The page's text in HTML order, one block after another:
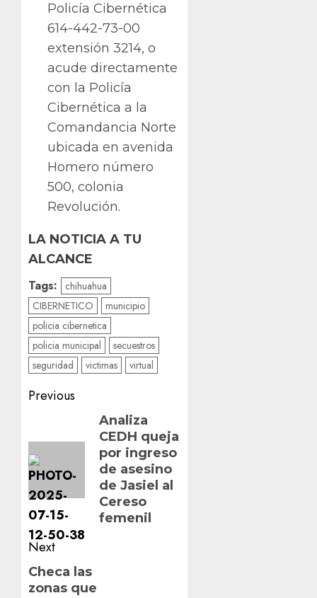
Policía Cibernética
614-442-73-00
extensión 3214, o
acude directamente
con la Policía
Cibernética a la
Comandancia Norte
ubicada en avenida
Homero número
500, colonia
Revolución.
LA NOTICIA A TU
ALCANCE
Tags:
chihuahua
CIBERNETICO
municipio
policia cibernetica
policia municipal
secuestros
seguridad
victimas virtual
Post
navigation
Previous
post:
Analiza
CEDH queja
por ingreso
de asesino
de Jasiel al
Cereso
femenil
Next
Next
post:
Checa las
zonas que